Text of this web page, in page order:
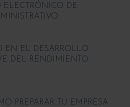
ELECTRÓNICO DE
EN EL DESARROLLO
DEL RENDIMIENTO
PREPARAR TU EMPRESA